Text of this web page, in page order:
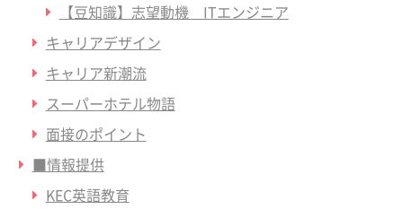
【豆知識】志望動機 ITエンジニア
キャリアデザイン
キャリア新潮流
スーパーホテル物語
面接のポイント
■情報提供
KEC英語教育